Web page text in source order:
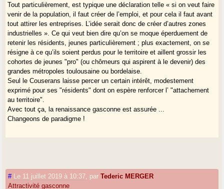
Tout particulièrement, est typique une déclaration telle « si on veut faire
venir de la population, il faut créer de l’emploi, et pour cela il faut avant
tout attirer les entreprises. L’idée serait donc de créer d’autres zones
industrielles ». Ce qui veut bien dire qu’on se moque éperduement de
retenir les résidents, jeunes particulièrement ; plus exactement, on se
résigne à ce qu’ils soient perdus pour le territoire et aillent grossir les
cohortes de jeunes "pro" (ou chômeurs qui aspirent à le devenir) des
grandes métropoles toulousaine ou bordelaise.
Seul le Couserans laisse percer un certain intérêt, modestement
exprimé pour ses "résidents" dont on espère renforcer l’ "attachement
au territoire".
Avec tout ça, la renaissance gasconne est assurée ...
Changeons de paradigme !
# Le 11 juillet 2019 à 10:37 parTederic MERGER
Attractivité gasconne